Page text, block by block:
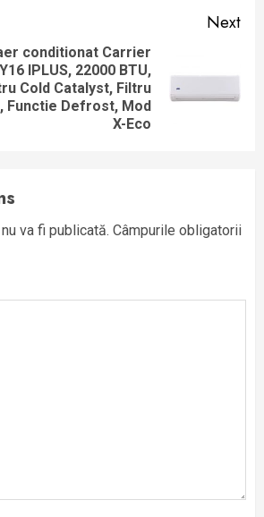
Next
conditionat Carrier
IPLUS, 22000 BTU,
Cold Catalyst, Filtru
Functie Defrost, Mod
X-Eco
va fi publicată. Câmpurile obligatorii